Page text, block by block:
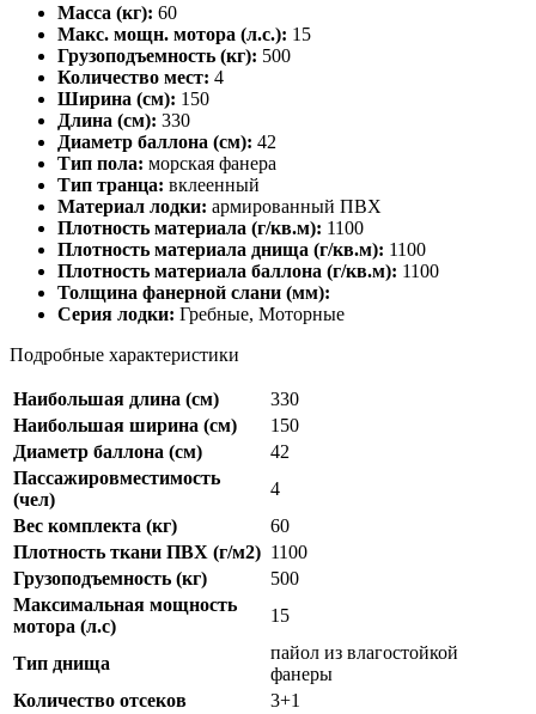
Масса (кг): 60
Макс. мощн. мотора (л.с.): 15
Грузоподъемность (кг): 500
Количество мест: 4
Ширина (см): 150
Длина (см): 330
Диаметр баллона (см): 42
Тип пола: морская фанера
Тип транца: вклеенный
Материал лодки: армированный ПВХ
Плотность материала (г/кв.м): 1100
Плотность материала днища (г/кв.м): 1100
Плотность материала баллона (г/кв.м): 1100
Толщина фанерной слани (мм):
Серия лодки: Гребные, Моторные
Подробные характеристики
Наибольшая длина (см)
330
Наибольшая ширина (см)
150
Диаметр баллона (см)
42
Пассажировместимость
(чел)
4
Вес комплекта (кг)
60
Плотность ткани ПВХ (г/м2) 1100
Грузоподъемность (кг)
500
Максимальная мощность
мотора (л.с)
15
Тип днища
пайол из влагостойкой
фанеры
Количество отсеков
3+1